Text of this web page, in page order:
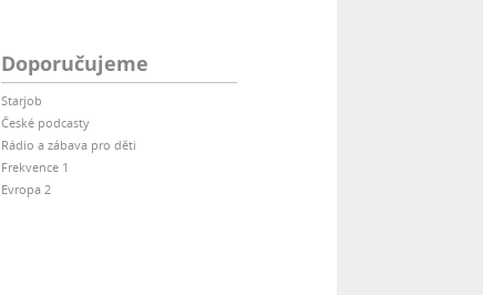
Doporučujeme
Starjob
České podcasty
Rádio a zábava pro děti
Frekvence 1
Evropa 2